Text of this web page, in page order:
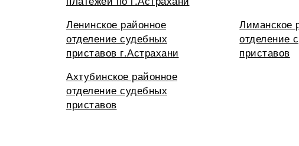
Ленинское районное
отделение судебных
приставов г.Астрахани
Лиманское
отделение
приставов
Ахтубинское районное
отделение судебных
приставов